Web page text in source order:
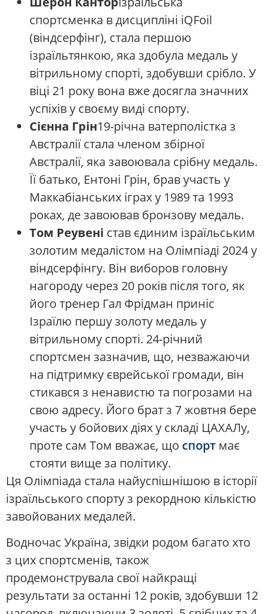
спортсменка в дисципліні iQFoil
(віндсерфінг), стала першою
ізраїльтянкою, яка здобула медаль у
вітрильному спорті, здобувши срібло. У
віці 21 року вона вже досягла значних
успіхів у своєму виді спорту.
Сієнна Грін19-річна ватерполістка з
Австралії стала членом збірної
Австралії, яка завоювала срібну медаль.
Її батько, Ентоні Грін, брав участь у
Маккабіанських іграх у 1989 та 1993
роках, де завоював бронзову медаль.
Том Реувені став єдиним ізраїльським
золотим медалістом на Олімпіаді 2024 у
віндсерфінгу. Він виборов головну
нагороду через 20 років після того, як
його тренер Гал Фрідман приніс
Ізраїлю першу золоту медаль у
вітрильному спорті. 24-річний
спортсмен зазначив, що, незважаючи
на підтримку єврейської громади, він
стикався з ненавистю та погрозами на
свою адресу. Його брат з 7 жовтня бере
участь у бойових діях у складі ЦАХАЛу,
проте сам Том вважає, що спорт має
стояти вище за політику.
Ця Олімпіада стала найуспішнішою в історії
ізраїльського спорту з рекордною кількістю
завойованих медалей.
Водночас Україна, звідки родом багато хто
з цих спортсменів, також
продемонструвала свої найкращі
результати за останні 12 років, здобувши 12